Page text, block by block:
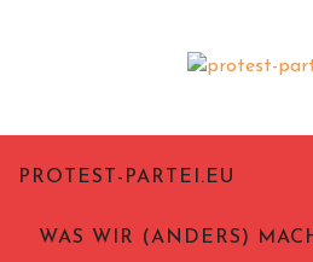
PROTEST-PARTEI.EU
WAS WIR (ANDERS)